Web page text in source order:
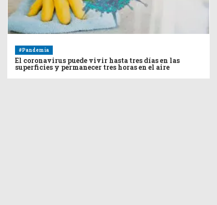
#Pandemia
El coronavirus puede vivir hasta tres días en las
superficies y permanecer tres horas en el aire